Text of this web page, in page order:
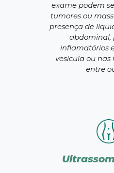
exame podem
tumores ou
presença de
abdominal,
inflamatórios
vesícula ou nas
entre